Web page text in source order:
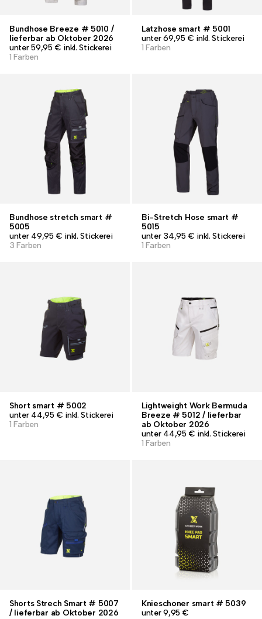
Bundhose Breeze # 5010 /
lieferbar ab Oktober 2026
unter 59,95 € inkl. Stickerei
1 Farben
Latzhose smart # 5001
unter 69,95 € inkl. Stickerei
1 Farben
Bundhose stretch smart #
5005
unter 49,95 € inkl. Stickerei
3 Farben
Bi-Stretch Hose smart #
5015
unter 34,95 € inkl. Stickerei
1 Farben
Short smart # 5002
unter 44,95 € inkl. Stickerei
1 Farben
Lightweight Work Bermuda
Breeze # 5012 / lieferbar
ab Oktober 2026
unter 44,95 € inkl. Stickerei
1 Farben
Shorts Strech Smart # 5007
/ lieferbar ab Oktober 2026
Knieschoner smart # 5039
unter 9,95 €